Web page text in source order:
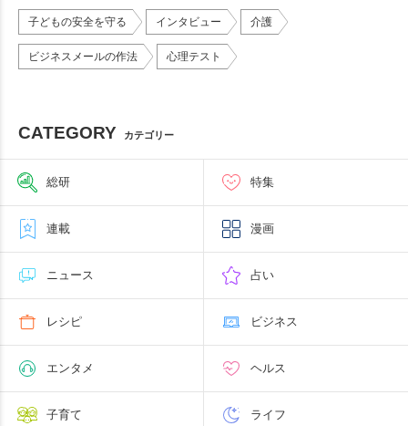
子どもの安全を守る インタビュー 介護
ビジネスメールの作法 心理テスト
CATEGORY カテゴリー
総研 特集
連載 漫画
ニュース 占い
レシピ ビジネス
エンタメ ヘルス
子育て ライフ